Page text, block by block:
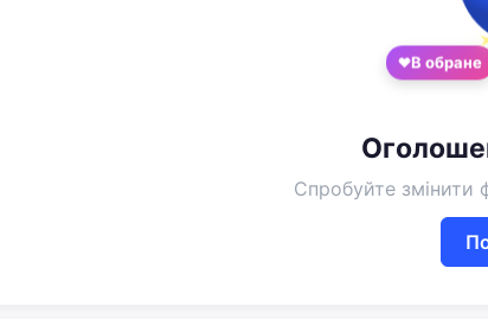
В обране
Спробуйте змінити
Вхід